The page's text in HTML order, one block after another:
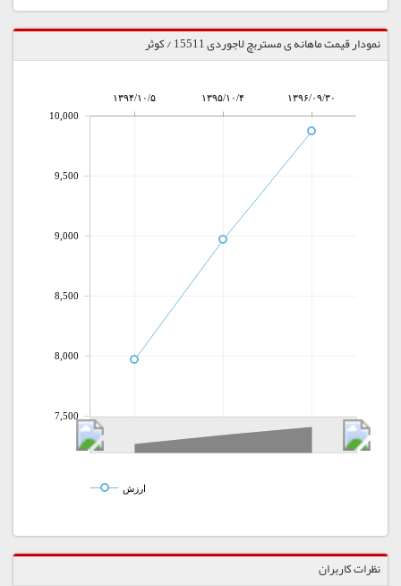
نمودار قیمت ماهانه ی مستربچ لاجوردی 15511 / کوثر
۱۳۹۴/۱۰/۵ ۱۳۹۵/۱۰/۴ ۱۳۹۶/۰۹/۳۰
7,500
8,000
8,500
9,000
9,500
10,000
ارزش
نظرات کاربران